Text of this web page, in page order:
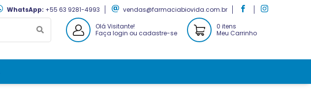
WhatsApp: +55 63 9281-4993
vendas@farmaciabiovida.com.br
Olá Visitante!
Faça login ou cadastre-se
0 itens
Meu Carrinho